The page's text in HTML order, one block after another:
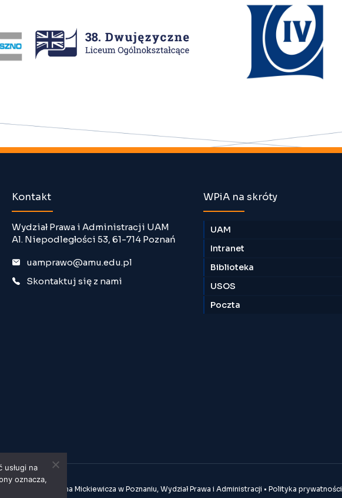
Kontakt
Wydział Prawa i Administracji UAM
Al. Niepodległości 53, 61-714 Poznań
uamprawo@amu.edu.pl
Skontaktuj się z nami
WPiA na skróty
UAM
Intranet
Biblioteka
USOS
Poczta
im. Adama Mickiewicza w Poznaniu, Wydział Prawa i Administracji • Polityka prywatności
usługi na
oznacza,